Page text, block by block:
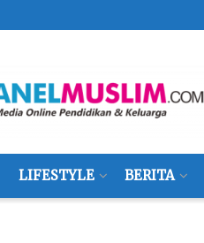
LIFESTYLE BERITA